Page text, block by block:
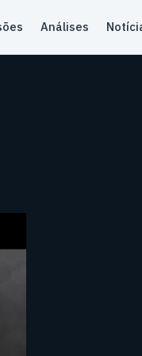
Análises